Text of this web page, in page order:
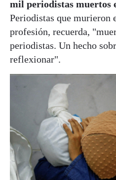
mil periodistas muertos
Periodistas que murieron
profesión, recuerda,
periodistas. Un hecho
reflexionar".